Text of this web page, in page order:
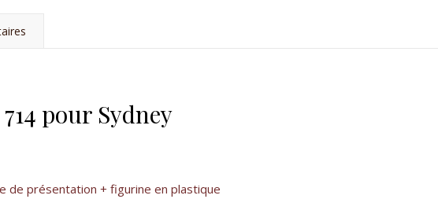
pour Sydney
de présentation + figurine en plastique